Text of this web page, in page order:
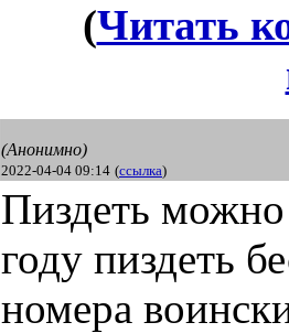
(Читать
(Анонимно)
2022-04-04 09:14 (ссылка)
Пиздеть
году пиздеть
номера